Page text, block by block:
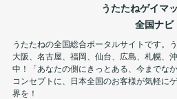
うたたねゲイマ
全国ナビ
うたたねの全国総合ポータルサイトです。
大阪、名古屋、福岡、仙台、広島、札幌、
中！「あなたの側にきっとある、今までな
コンセプトに、日本全国のお客様が気軽に
界を！